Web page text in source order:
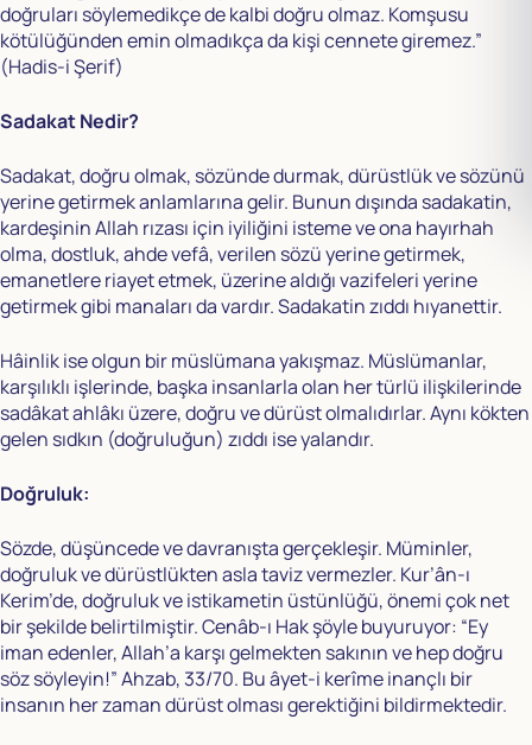
doğruları söylemedikçe de kalbi doğru olmaz. Komşusu
kötülüğünden emin olmadıkça da kişi cennete giremez.”
(Hadis-i Şerif)
Sadakat Nedir?
Sadakat, doğru olmak, sözünde durmak, dürüstlük ve sözünü
yerine getirmek anlamlarına gelir. Bunun dışında sadakatin,
kardeşinin Allah rızası için iyiliğini isteme ve ona hayırhah
olma, dostluk, ahde vefâ, verilen sözü yerine getirmek,
emanetlere riayet etmek, üzerine aldığı vazifeleri yerine
getirmek gibi manaları da vardır. Sadakatin zıddı hıyanettir.
Hâinlik ise olgun bir müslümana yakışmaz. Müslümanlar,
karşılıklı işlerinde, başka insanlarla olan her türlü ilişkilerinde
sadâkat ahlâkı üzere, doğru ve dürüst olmalıdırlar. Aynı kökten
gelen sıdkın (doğruluğun) zıddı ise yalandır.
Doğruluk:
Sözde, düşüncede ve davranışta gerçekleşir. Müminler,
doğruluk ve dürüstlükten asla taviz vermezler. Kur’ân-ı
Kerim’de, doğruluk ve istikametin üstünlüğü, önemi çok net
bir şekilde belirtilmiştir. Cenâb-ı Hak şöyle buyuruyor: “Ey
iman edenler, Allah’a karşı gelmekten sakının ve hep doğru
söz söyleyin!” Ahzab, 33/70. Bu âyet-i kerîme inançlı bir
insanın her zaman dürüst olması gerektiğini bildirmektedir.